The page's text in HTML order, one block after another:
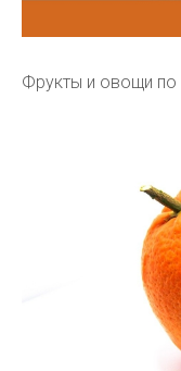
Фрукты и овощи по